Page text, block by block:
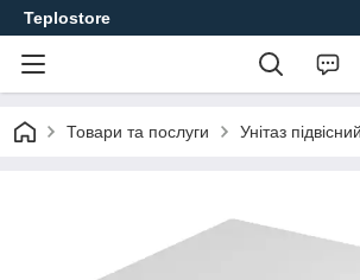
Teplostore
Товари та послуги Унітаз